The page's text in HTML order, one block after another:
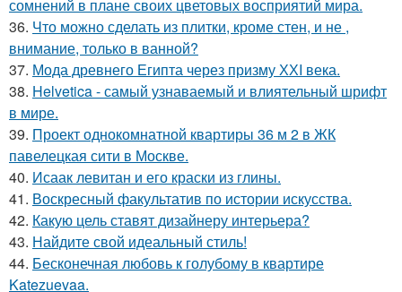
сомнений в плане своих цветовых восприятий мира.
36. Что можно сделать из плитки, кроме стен, и не ,
внимание, только в ванной?
37. Мода древнего Египта через призму ХХI века.
38. Helvetica - самый узнаваемый и влиятельный шрифт
в мире.
39. Проект однокомнатной квартиры 36 м 2 в ЖК
павелецкая сити в Москве.
40. Исаак левитан и его краски из глины.
41. Воскресный факультатив по истории искусства.
42. Какую цель ставят дизайнеру интерьера?
43. Найдите свой идеальный стиль!
44. Бесконечная любовь к голубому в квартире
Katezuevaa.